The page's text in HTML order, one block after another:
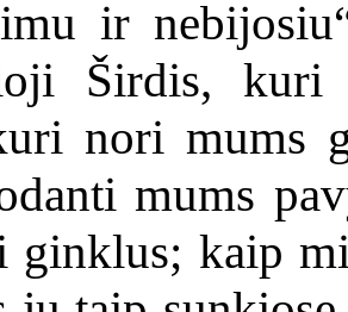
ir
Širdis, kuri
nori mums
mums
ginklus; kaip